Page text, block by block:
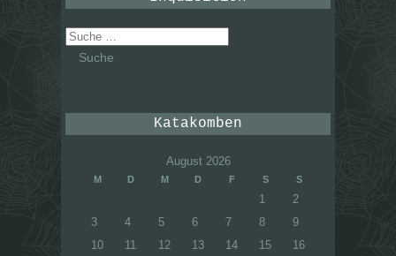
Suche
nach:
Katakomben
August 2026
M D M D F S S
1
2
3
4 5 6 7 8
9
10
11 12 13 14 15
16